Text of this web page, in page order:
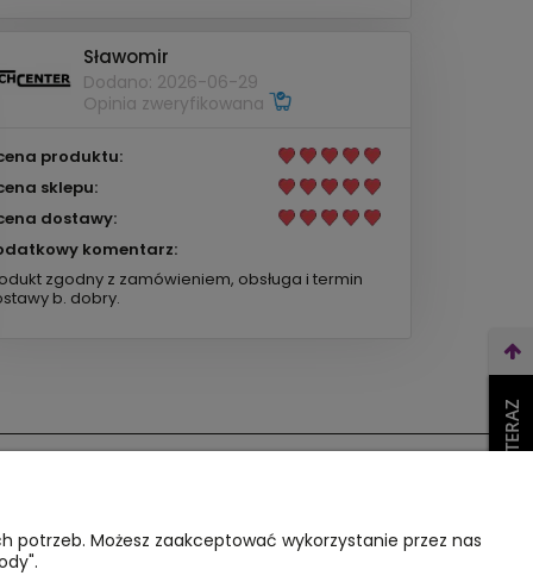
Sławomir
Dodano: 2026-06-29
Opinia zweryfikowana
produktu:
sklepu:
dostawy:
komentarz:
zgodny z zamówieniem, obsługa i termin
b. dobry.
Kontakt i dane firmy
WEŹ LEASING TERAZ
Możesz zaakceptować wykorzystanie przez nas